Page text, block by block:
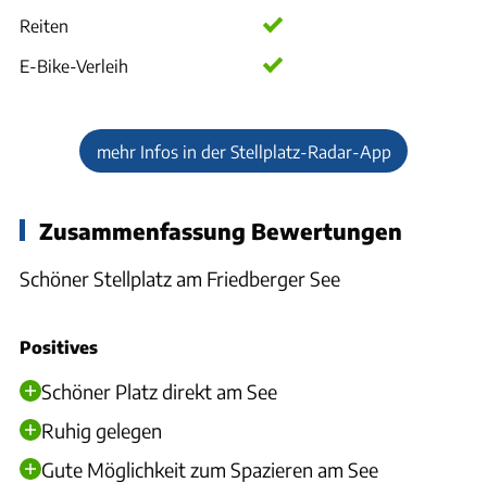
Reiten
E-Bike-Verleih
mehr Infos in der Stellplatz-Radar-App
Zusammenfassung Bewertungen
Schöner Stellplatz am Friedberger See
Positives
Schöner Platz direkt am See
Ruhig gelegen
Gute Möglichkeit zum Spazieren am See